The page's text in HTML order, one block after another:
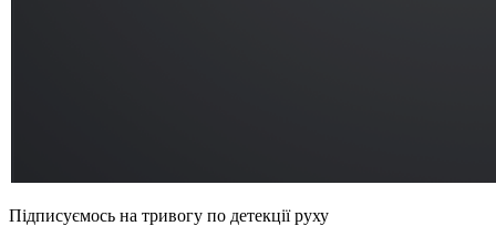
Підписуємось на тривогу по детекції руху